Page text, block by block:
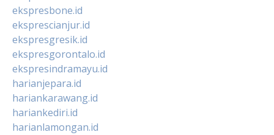
ekspresbone.id
eksprescianjur.id
ekspresgresik.id
ekspresgorontalo.id
ekspresindramayu.id
harianjepara.id
hariankarawang.id
hariankediri.id
harianlamongan.id